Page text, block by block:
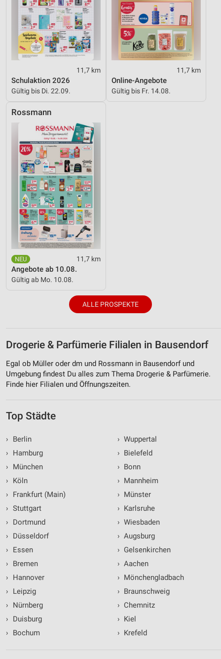
11,7 km
Schulaktion 2026
Gültig bis Di. 22.09.
11,7 km
Online-Angebote
Gültig bis Fr. 14.08.
Rossmann
11,7 km
Angebote ab 10.08.
Gültig ab Mo. 10.08.
ALLE PROSPEKTE
Drogerie & Parfümerie Filialen in Bausendorf
Egal ob Müller oder dm und Rossmann in Bausendorf und
Umgebung findest Du alles zum Thema Drogerie & Parfümerie.
Finde hier Filialen und Öffnungszeiten.
Top Städte
›
Berlin
›
Hamburg
›
München
›
Köln
›
Frankfurt (Main)
› Stuttgart
›
Dortmund
›
Düsseldorf
›
Essen
›
Bremen
›
Hannover
›
Leipzig
›
Nürnberg
›
Duisburg
›
Bochum
› Wuppertal
› Bielefeld
› Bonn
› Mannheim
› Münster
› Karlsruhe
› Wiesbaden
› Augsburg
› Gelsenkirchen
› Aachen
› Mönchengladbach
› Braunschweig
› Chemnitz
› Kiel
› Krefeld
Nicht-IAB-Verarbeitungszwecke:
Notwendig
Performance
Werbung